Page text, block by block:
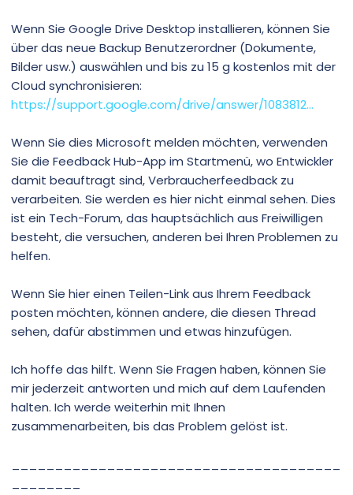
Wenn Sie Google Drive Desktop installieren, können Sie
über das neue Backup Benutzerordner (Dokumente,
Bilder usw.) auswählen und bis zu 15 g kostenlos mit der
Cloud synchronisieren:
https://support.google.com/drive/answer/1083812...
Wenn Sie dies Microsoft melden möchten, verwenden
Sie die Feedback Hub-App im Startmenü, wo Entwickler
damit beauftragt sind, Verbraucherfeedback zu
verarbeiten. Sie werden es hier nicht einmal sehen. Dies
ist ein Tech-Forum, das hauptsächlich aus Freiwilligen
besteht, die versuchen, anderen bei Ihren Problemen zu
helfen.
Wenn Sie hier einen Teilen-Link aus Ihrem Feedback
posten möchten, können andere, die diesen Thread
sehen, dafür abstimmen und etwas hinzufügen.
Ich hoffe das hilft. Wenn Sie Fragen haben, können Sie
mir jederzeit antworten und mich auf dem Laufenden
halten. Ich werde weiterhin mit Ihnen
zusammenarbeiten, bis das Problem gelöst ist.